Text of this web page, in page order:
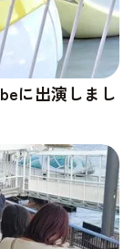
に出演しまし